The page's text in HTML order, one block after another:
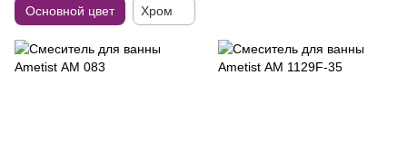
Основной цвет Хром